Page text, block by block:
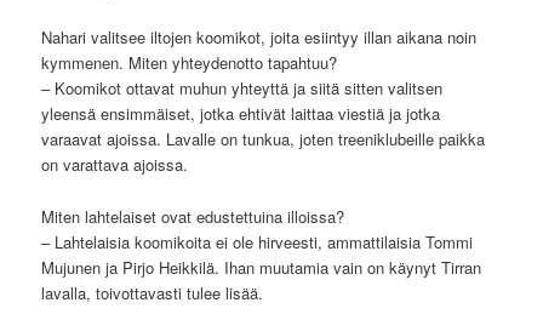
Nahari valitsee iltojen koomikot, joita esiintyy illan aikana noin
kymmenen. Miten yhteydenotto tapahtuu?
– Koomikot ottavat muhun yhteyttä ja siitä sitten valitsen
yleensä ensimmäiset, jotka ehtivät laittaa viestiä ja jotka
varaavat ajoissa. Lavalle on tunkua, joten treeniklubeille paikka
on varattava ajoissa.
Miten lahtelaiset ovat edustettuina illoissa?
– Lahtelaisia koomikoita ei ole hirveesti, ammattilaisia Tommi
Mujunen ja Pirjo Heikkilä. Ihan muutamia vain on käynyt Tirran
lavalla, toivottavasti tulee lisää.